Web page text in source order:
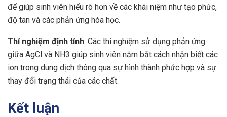
để giúp sinh viên hiểu rõ hơn về các khái niệm như tạo phức,
độ tan và các phản ứng hóa học.
Thí nghiệm định tính: Các thí nghiệm sử dụng phản ứng
giữa AgCl và NH3 giúp sinh viên nắm bắt cách nhận biết các
ion trong dung dịch thông qua sự hình thành phức hợp và sự
thay đổi trạng thái của các chất.
Kết luận